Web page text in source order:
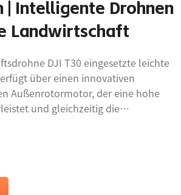
| Intelligente Drohnen
Landwirtschaft
DJI T30 eingesetzte leichte
über einen innovativen
Außenrotormotor, der eine hohe
und gleichzeitig die
verbessert. Als Kernkomponente hilft